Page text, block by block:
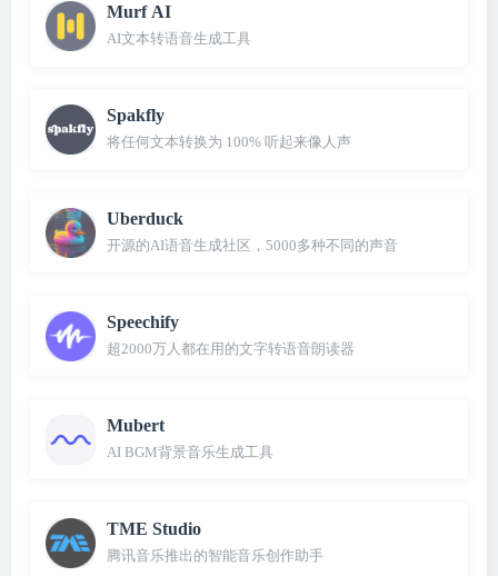
Murf AI
AI文本转语音生成工具
Spakfly
将任何文本转换为 100% 听起来像人声
Uberduck
开源的AI语音生成社区，5000多种不同的声音
Speechify
超2000万人都在用的文字转语音朗读器
Mubert
AI BGM背景音乐生成工具
TME Studio
腾讯音乐推出的智能音乐创作助手